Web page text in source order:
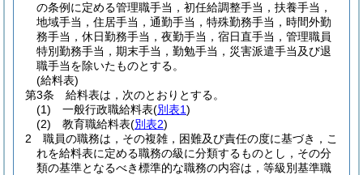
の条例に定める管理職手当，初任給調整手当，扶養手当，
地域手当，住居手当，通勤手当，特殊勤務手当，時間外勤
務手当，休日勤務手当，夜勤手当，宿日直手当，管理職員
特別勤務手当，期末手当，勤勉手当，災害派遣手当及び退
職手当を除いたものとする。
(給料表)
第3条
給料表は，次のとおりとする。
(1)
一般行政職給料表(別表1)
(2)
教育職給料表(別表2)
2
職員の職務は，その複雑，困難及び責任の度に基づき，こ
れを給料表に定める職務の級に分類するものとし，その分
類の基準となるべき標準的な職務の内容は，等級別基準職